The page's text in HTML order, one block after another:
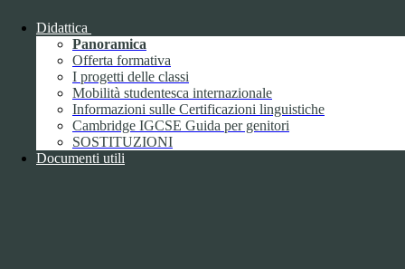
Didattica
Panoramica
Offerta formativa
I progetti delle classi
Mobilità studentesca internazionale
Informazioni sulle Certificazioni linguistiche
Cambridge IGCSE Guida per genitori
SOSTITUZIONI
Documenti utili
2018
Gennaio
Febbraio
Marzo
Aprile